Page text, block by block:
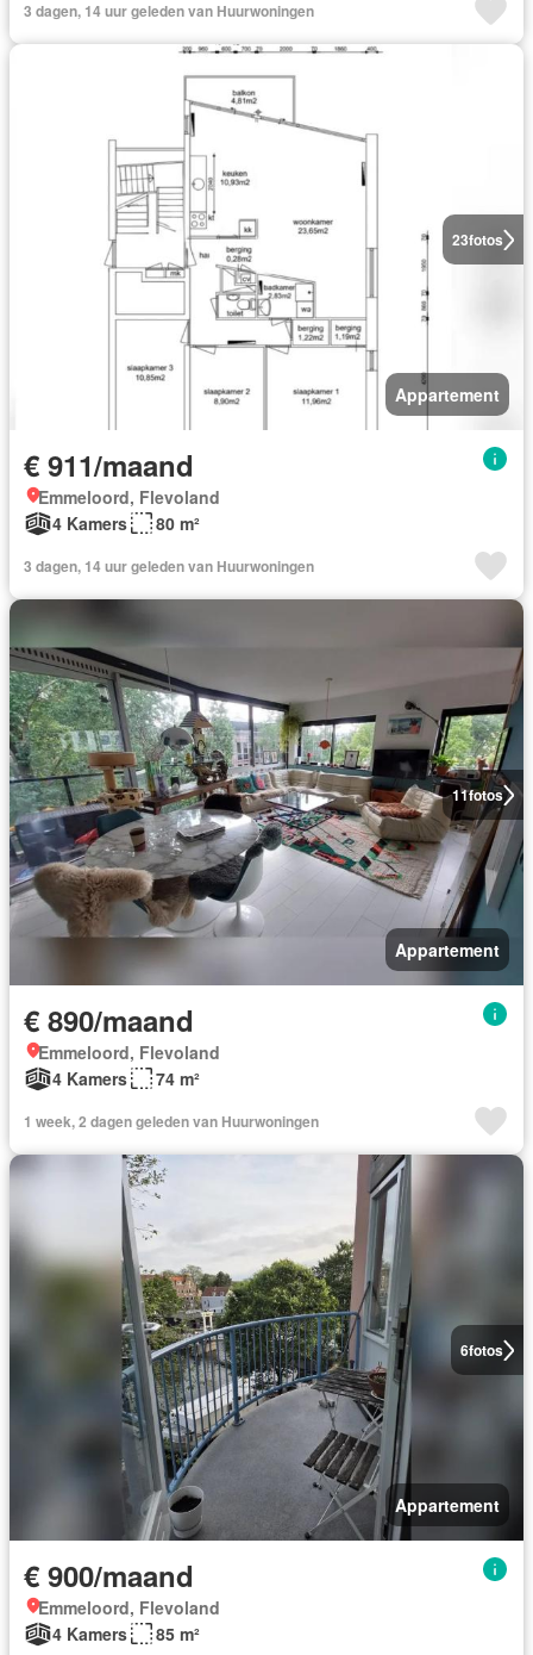
3 dagen, 14 uur geleden van Huurwoningen
23fotos
Appartement
€ 911/maand
Emmeloord, Flevoland
4 Kamers
80 m²
3 dagen, 14 uur geleden van Huurwoningen
11fotos
Appartement
€ 890/maand
Emmeloord, Flevoland
4 Kamers
74 m²
1 week, 2 dagen geleden van Huurwoningen
6fotos
Appartement
€ 900/maand
Emmeloord, Flevoland
4 Kamers
85 m²